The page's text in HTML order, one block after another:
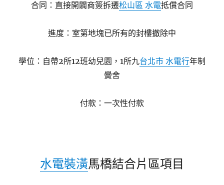
合同：直接開闢商簽拆遷松山區 水電抵償合同
進度：室第地塊已所有的封樓撤除中
學位：自帶2所12班幼兒園，1所九台北市 水電行年制
黌舍
付款：一次性付款
水電裝潢馬橋結合片區項目